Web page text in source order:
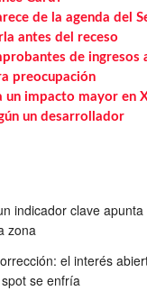
de la agenda del
antes del receso
de ingresos
preocupación
un impacto mayor en
un desarrollador
indicador clave
zona
el interés
se enfría